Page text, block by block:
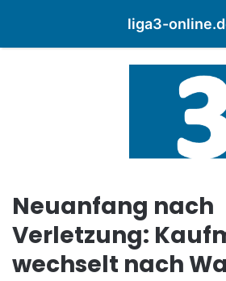
liga3-
Neuanfang nach
Verletzung:
wechselt nach